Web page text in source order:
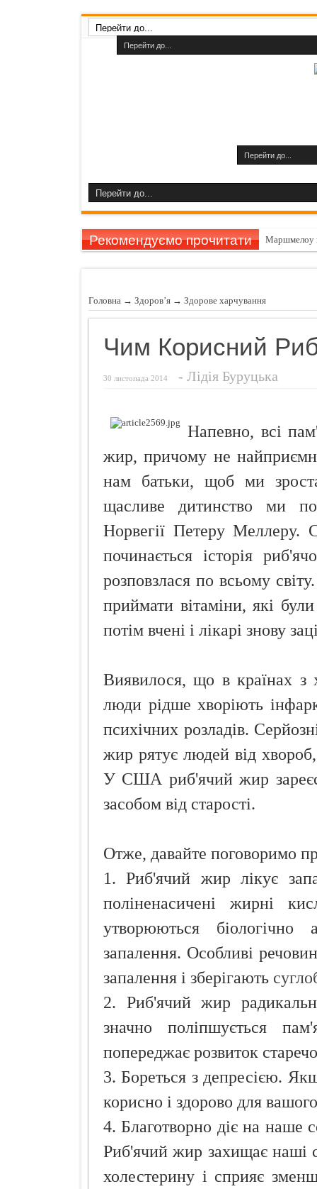
Рекомендуємо прочитати Маршмелоу
Шампуні
Чуттєвий
Ознаки
Головна → Здоров’я → Здорове харчування
Чим Корисний
30 листопада 2014 - Лідія Буруцька
Напевно, всі
жир, причому не
нам батьки, щоб ми
щасливе дитинство ми
Норвегії Петеру Меллеру.
починається історія
розповзлася по всьому
приймати вітаміни, які
потім вчені і лікарі знову
Виявилося, що в країнах
люди рідше хворіють
психічних розладів.
жир рятує людей від
У США риб'ячий жир
засобом від старості.
Отже, давайте поговоримо
1. Риб'ячий жир лікує
поліненасичені жирні
утворюються
запалення. Особливі
запалення і зберігають
2. Риб'ячий жир
значно поліпшується
попереджає розвиток
3. Бореться з депресією.
корисно і здорово для
4. Благотворно діє на наше
Риб'ячий жир захищає наші
холестерину і сприяє